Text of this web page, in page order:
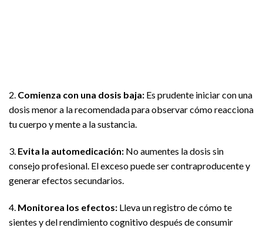
2. Comienza con una dosis baja: Es prudente iniciar con una
dosis menor a la recomendada para observar cómo reacciona
tu cuerpo y mente a la sustancia.
3. Evita la automedicación: No aumentes la dosis sin
consejo profesional. El exceso puede ser contraproducente y
generar efectos secundarios.
4. Monitorea los efectos: Lleva un registro de cómo te
sientes y del rendimiento cognitivo después de consumir